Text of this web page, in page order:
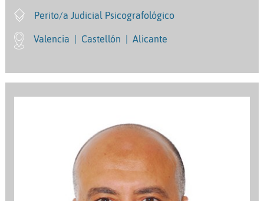
Perito/a Judicial Psicografológico
Valencia Castellón Alicante